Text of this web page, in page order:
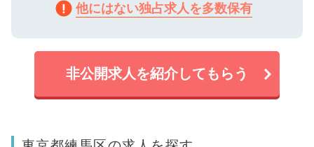
他にはない独占求人を多数保有
非公開求人を紹介してもらう